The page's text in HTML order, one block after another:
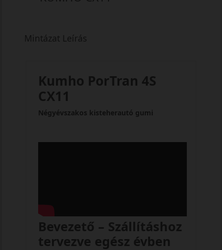
Mintázat Leírás
Kumho PorTran 4S
CX11
Négyévszakos kisteherautó gumi
Bevezető – Szállításhoz
tervezve egész évben